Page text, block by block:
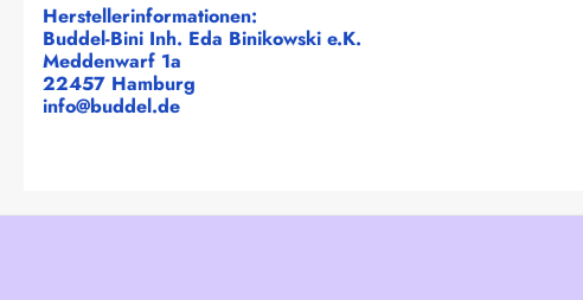
Herstellerinformationen:
Buddel-Bini Inh. Eda Binikowski e.K.
Meddenwarf 1a
22457 Hamburg
info@buddel.de